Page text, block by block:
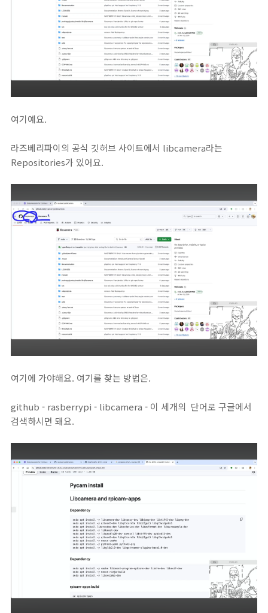
여기예요.
라즈베리파이의 공식 깃허브 사이트에서 libcamera라는
Repositories가 있어요.
여기에 가야해요. 여기를 찾는 방법은.
github - rasberrypi - libcamera - 이 세개의 단어로 구글에서
검색하시면 돼요.